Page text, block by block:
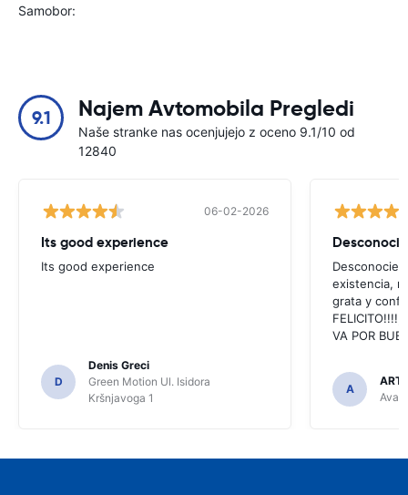
Samobor:
9.1 Najem Avtomobila Pregledi
Naše stranke nas ocenjujejo z oceno 9.1/10 od
12840
06-02-2026
Its good experience
Its good experience
D
Denis Greci
Green Motion Ul. Isidora
Kršnjavoga 1
existencia,
grata y
FELICITO!!!!,
VA POR
A